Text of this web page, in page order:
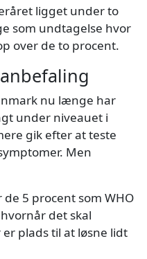
ligget under to
som undtagelse hvor
over de to procent.
nu længe har
under niveauet i
gik efter at teste
Men
5 procent som WHO
det skal
plads til at løsne lidt